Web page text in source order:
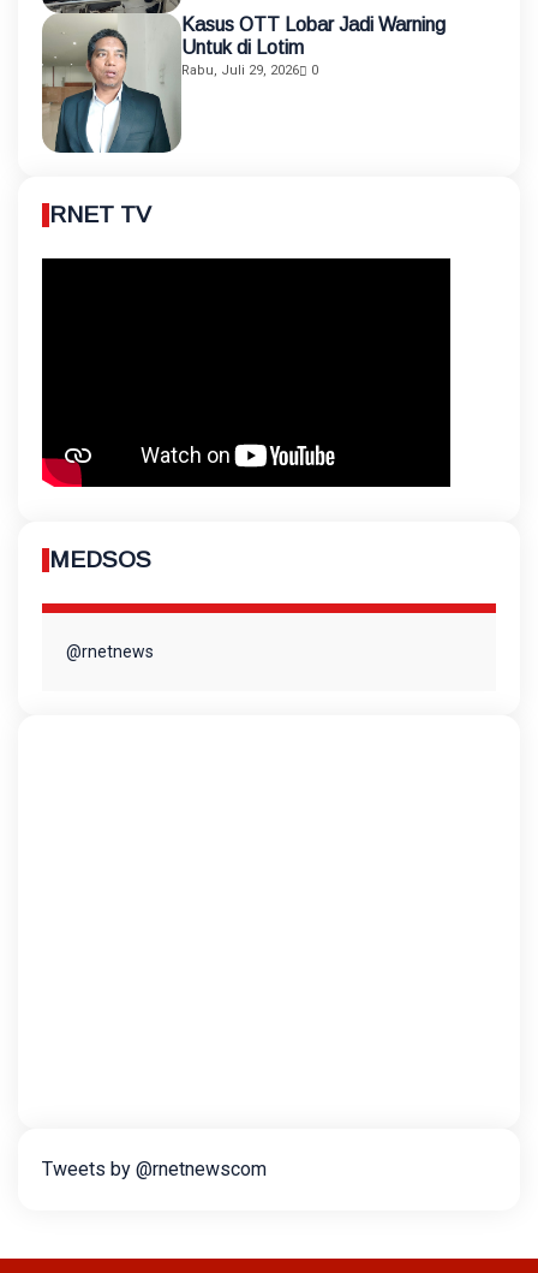
Kasus OTT Lobar Jadi Warning
Untuk di Lotim
Rabu, Juli 29, 2026 0
RNET TV
MEDSOS
@rnetnews
Tweets by @rnetnewscom